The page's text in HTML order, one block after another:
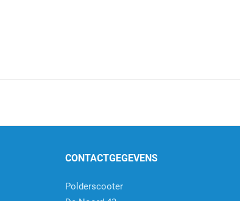
CONTACTGEGEVENS
Polderscooter